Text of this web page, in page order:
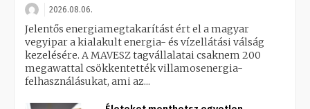
2026.08.06.
Jelentős energiamegtakarítást ért el a magyar
vegyipar a kialakult energia- és vízellátási válság
kezelésére. A MAVESZ tagvállalatai csaknem 200
megawattal csökkentették villamosenergia-
felhasználásukat, ami az...